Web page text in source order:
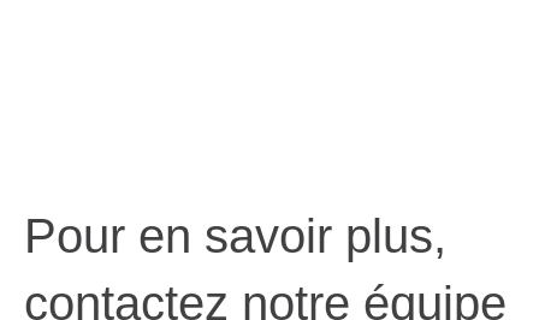
Pour en savoir plus,
contactez notre équipe